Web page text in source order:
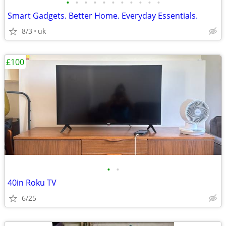
• • • • • • • • • • •
Smart Gadgets. Better Home. Everyday Essentials.
8/3 uk
• •
40in Roku TV
6/25
£100